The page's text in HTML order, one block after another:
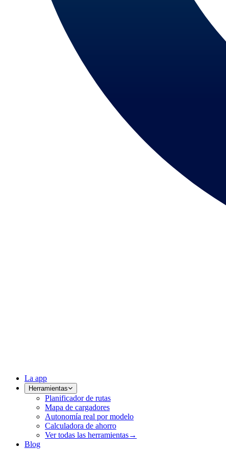
La app
Herramientas
Planificador de rutas
Mapa de cargadores
Autonomía real por modelo
Calculadora de ahorro
Ver todas las herramientas→
Blog